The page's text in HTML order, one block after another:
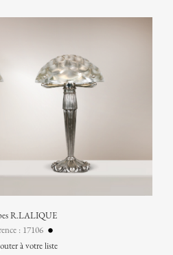
R.LALIQUE
: 17106
à votre liste